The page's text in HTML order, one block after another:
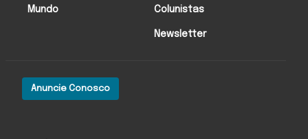
Anuncie Conosco
Mundo Colunistas
Newsletter